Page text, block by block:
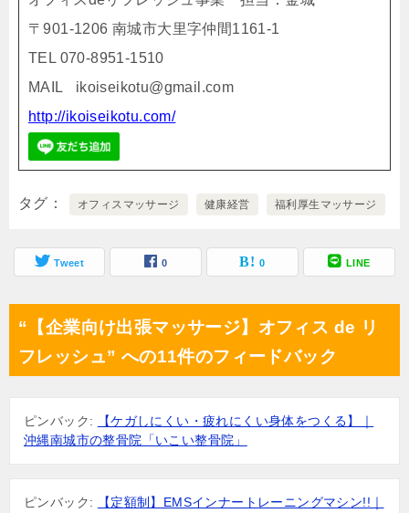
〒901-1206 南城市大里字仲間1161-1
TEL 070-8951-1510
MAIL ikoiseikotu@gmail.com
http://ikoiseikotu.com/
タグ オフィスマッサージ 健康経営 福利厚生マッサージ
Tweet 0 0 LINE
“【企業向け出張マッサージ】オフィス de リ
フレッシュ” への11件のフィードバック
ピンバック:
【ケガしにくい・疲れにくい身体をつくる】｜
沖縄南城市の整骨院「いこい整骨院」
ピンバック:
【定額制】EMSインナートレーニングマシン!!｜